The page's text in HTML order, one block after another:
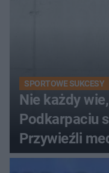
SPORTOWE SUKCESY
Nie każdy
Podkarpaciu
Przywieźli
Europy